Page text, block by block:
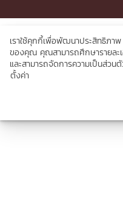
เราใช้คุกกี้เพื่อพัฒนาประสิทธิภา
ของคุณ คุณสามารถศึกษารายละ
และสามารถจัดการความเป็นส่วน
ตั้งค่า